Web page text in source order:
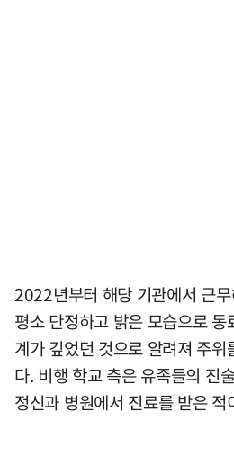
2022년부터 해당 기관에서 근
평소 단정하고 밝은 모습으로
계가 깊었던 것으로 알려져 주위
다. 비행 학교 측은 유족들의 진
정신과 병원에서 진료를 받은 적